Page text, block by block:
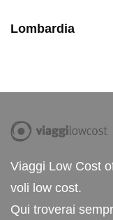
Lombardia
Viaggi Low Cost
voli low cost.
Qui troverai